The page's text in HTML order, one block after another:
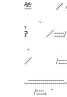
竺 ／ /,
､ ｀￣
ｱ ／:::::/
｀ ＿
／ /
_
/::::､｀